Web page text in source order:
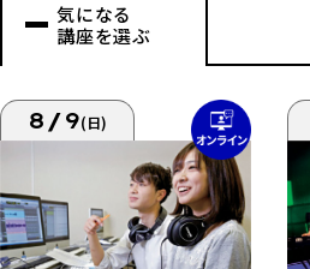
気になる
講座を選ぶ
8/9(日)